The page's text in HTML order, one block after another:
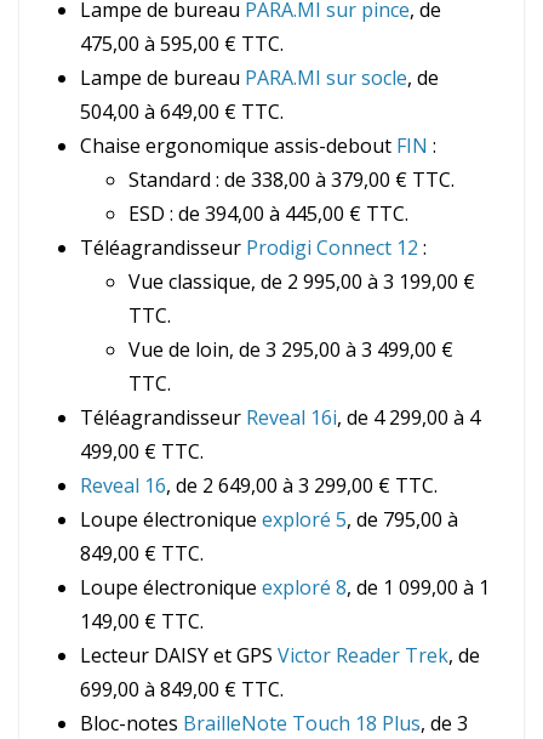
Lampe de bureau PARA.MI sur pince, de
475,00 à 595,00 € TTC.
Lampe de bureau PARA.MI sur socle, de
504,00 à 649,00 € TTC.
Chaise ergonomique assis-debout FIN :
Standard : de 338,00 à 379,00 € TTC.
ESD : de 394,00 à 445,00 € TTC.
Téléagrandisseur Prodigi Connect 12 :
Vue classique, de 2 995,00 à 3 199,00 €
TTC.
Vue de loin, de 3 295,00 à 3 499,00 €
TTC.
Téléagrandisseur Reveal 16i, de 4 299,00 à 4
499,00 € TTC.
Reveal 16, de 2 649,00 à 3 299,00 € TTC.
Loupe électronique exploré 5, de 795,00 à
849,00 € TTC.
Loupe électronique exploré 8, de 1 099,00 à 1
149,00 € TTC.
Lecteur DAISY et GPS Victor Reader Trek, de
699,00 à 849,00 € TTC.
Bloc-notes BrailleNote Touch 18 Plus, de 3